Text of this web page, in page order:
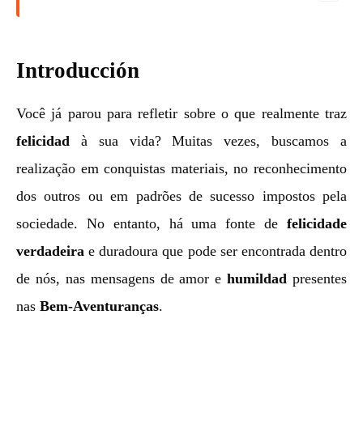
Introducción
Você já parou para refletir sobre o que realmente traz
felicidad à sua vida? Muitas vezes, buscamos a
realização em conquistas materiais, no reconhecimento
dos outros ou em padrões de sucesso impostos pela
sociedade. No entanto, há uma fonte de felicidade
verdadeira e duradoura que pode ser encontrada dentro
de nós, nas mensagens de amor ehumildad presentes
nas Bem-Aventuranças.